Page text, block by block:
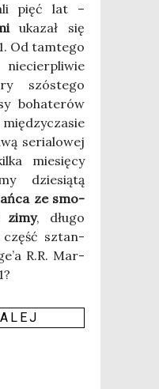
pięć lat –
uka­zał się
Od tam­te­go
szó­ste­go
boha­te­rów
seria­lo­wej
mie­się­cy
dzie­sią­tą
ze smo­
zimy, dłu­go
część sztan­
R.R. Mar­